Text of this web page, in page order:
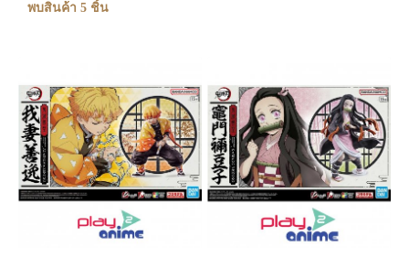
พบสินค้า 5 ชิ้น